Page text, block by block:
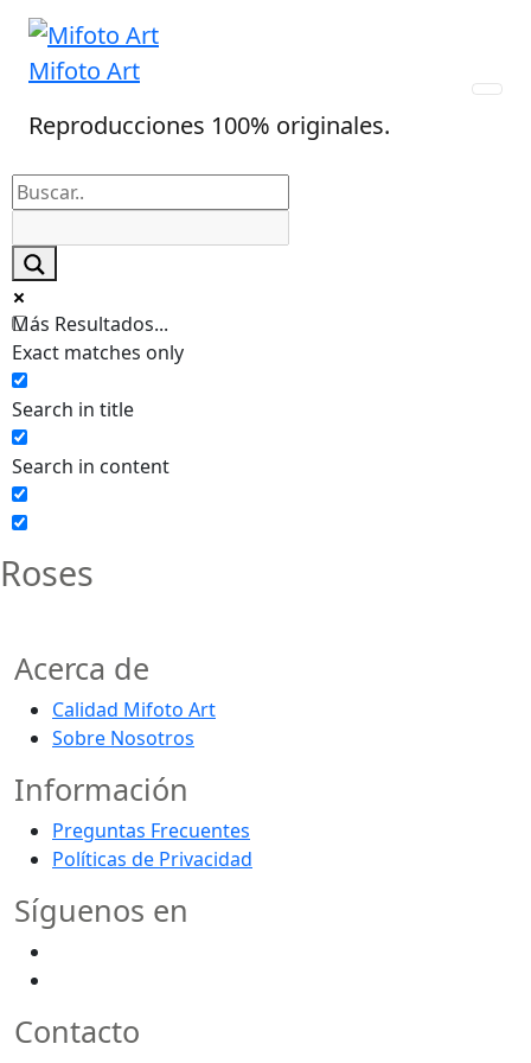
Skip
content
Mifoto Art
Reproducciones 100% originales.
Más Resultados...
Exact matches only
Search in title
Search in content
Roses
Acerca de
Calidad Mifoto Art
Sobre Nosotros
Información
Preguntas Frecuentes
Políticas de Privacidad
Síguenos en
Contacto